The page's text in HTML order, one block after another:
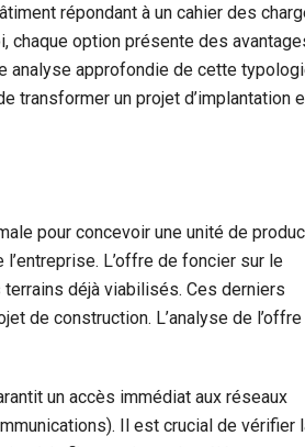
répondant à un cahier des
chaque option présente des
analyse approfondie de cette
transformer un projet d’implantation
pour concevoir une unité de
L’offre de foncier sur le
déjà viabilisés. Ces derniers
de construction. L’analyse de
un accès immédiat aux réseaux
Il est crucial de vérifier